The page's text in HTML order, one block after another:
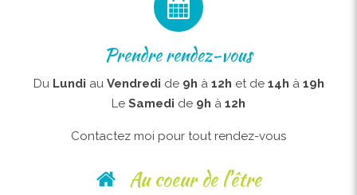
Prendre rendez-vous
Du Lundi au Vendredi de 9h à 12h et de 14h à 19h
Le Samedi de 9h à 12h
Contactez moi pour tout rendez-vous
Au coeur de l'être